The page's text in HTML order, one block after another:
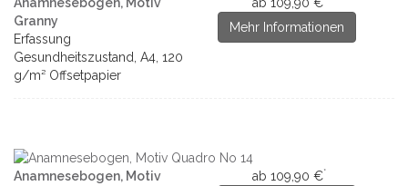
Granny
Erfassung
Gesundheitszustand, A4, 120
g/m² Offsetpapier
Mehr Informationen
Anamnesebogen, Motiv
ab 109,90 €*